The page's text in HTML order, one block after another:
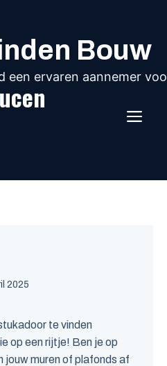
Bouw
een ervaren aannemer
2025
te vinden
op een rijtje! Ben je op
jouw muren of plafonds af